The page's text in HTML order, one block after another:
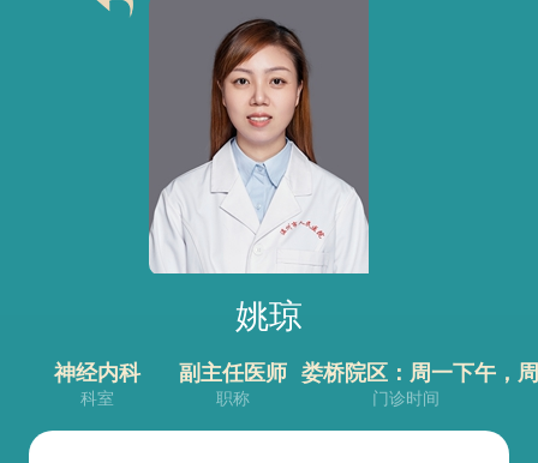
姚琼
神经内科
科室
副主任医师
职称
娄桥院区：周一下午，
门诊时间